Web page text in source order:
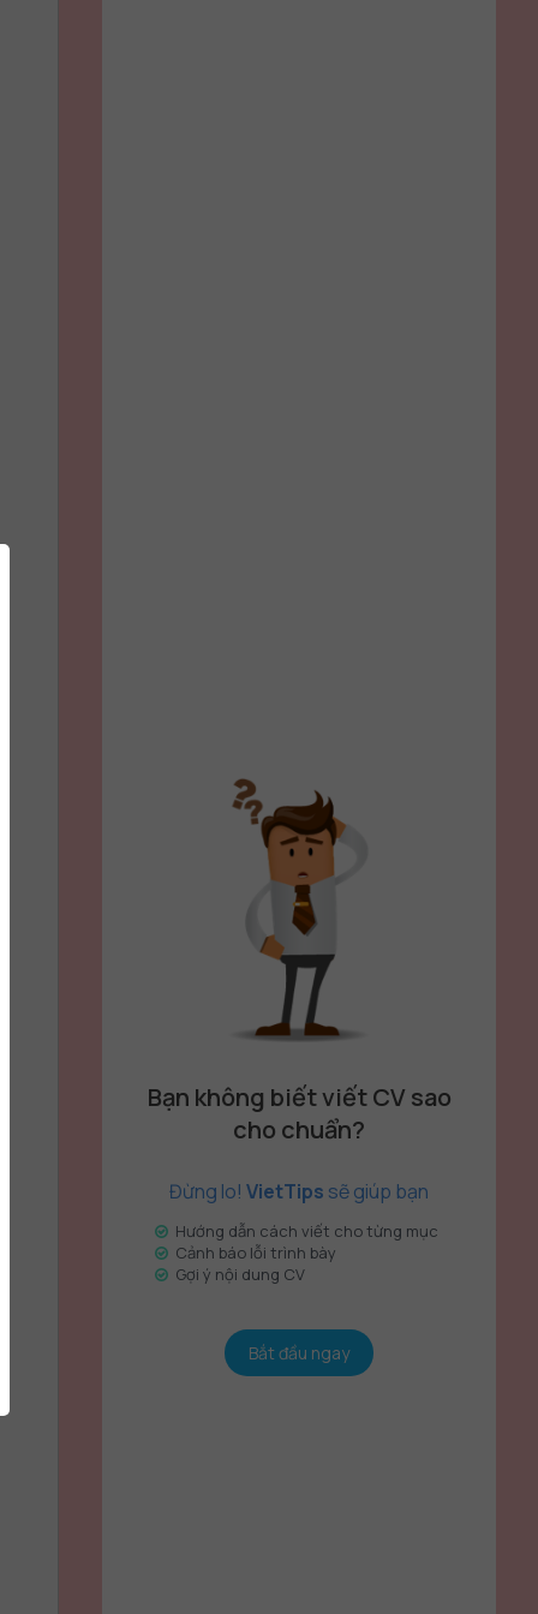
Bạn không biết viết CV sao
cho chuẩn?
Đừng lo! VietTips sẽ giúp bạn
Hướng dẫn cách viết cho từng mục
Cảnh báo lỗi trình bày
Gợi ý nội dung CV
Bắt đầu ngay